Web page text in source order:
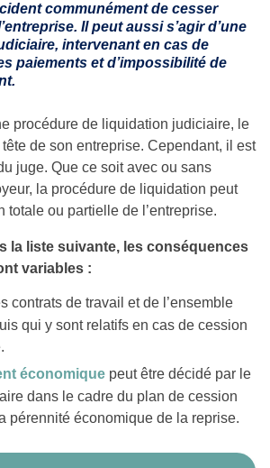
communément de cesser
Il peut aussi s’agir d’une
intervenant en cas de
paiements et d’impossibilité de
procédure de liquidation judiciaire, le
de son entreprise. Cependant, il est
juge. Que ce soit avec ou sans
la procédure de liquidation peut
totale ou partielle de l’entreprise.
la liste suivante, les conséquences
variables :
contrats de travail et de l’ensemble
qui y sont relatifs en cas de cession
économique peut être décidé par le
dans le cadre du plan de cession
pérennité économique de la reprise.